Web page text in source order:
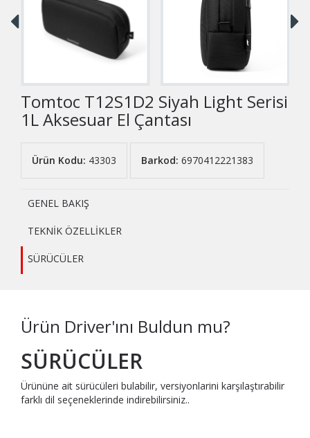
Tomtoc T12S1D2 Siyah Light Serisi
1L Aksesuar El Çantası
Ürün Kodu: 43303 Barkod: 6970412221383
GENEL BAKIŞ
TEKNİK ÖZELLİKLER
SÜRÜCÜLER
Ürün Driver'ını Buldun mu?
SÜRÜCÜLER
Ürününe ait sürücüleri bulabilir, versiyonlarini karşılaştırabilir
farklı dil seçeneklerinde indirebilirsiniz..